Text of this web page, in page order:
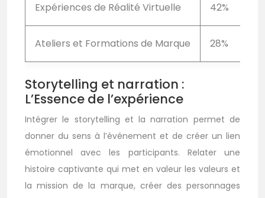
Expériences de Réalité Virtuelle 42%
Ateliers et Formations de Marque 28%
Storytelling et narration :
L’Essence de l’expérience
Intégrer le storytelling et la narration permet de
donner du sens à l’événement et de créer un lien
émotionnel avec les participants. Relater une
histoire captivante qui met en valeur les valeurs et
la mission de la marque, créer des personnages